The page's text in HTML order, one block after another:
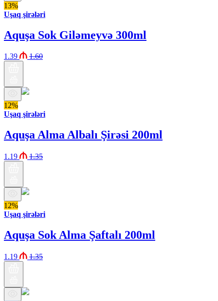
13%
Uşaq şirələri
Aquşa Sok Giləmeyvə 300ml
1.39 1.60
12%
Uşaq şirələri
Aquşa Alma Albalı Şirəsi 200ml
1.19 1.35
12%
Uşaq şirələri
Aquşa Sok Alma Şaftalı 200ml
1.19 1.35